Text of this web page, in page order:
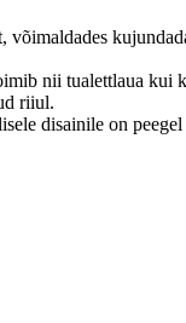
nii tualettlaua kui
riiul.
disainile on